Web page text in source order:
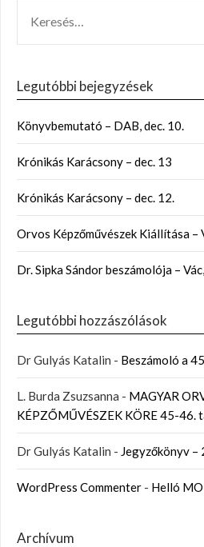
Legutóbbi bejegyzések
Könyvbemutató – DAB, dec. 10.
Krónikás Karácsony – dec. 13
Krónikás Karácsony – dec. 12.
Orvos Képzőművészek Kiállítása –
Dr. Sipka Sándor beszámolója –
Legutóbbi hozzászólások
Dr Gulyás Katalin - Beszámoló a
L. Burda Zsuzsanna - MAGYAR
KÉPZŐMŰVÉSZEK KÖRE 45-46.
Dr Gulyás Katalin - Jegyzőkönyv –
WordPress Commenter - Helló
Archívum